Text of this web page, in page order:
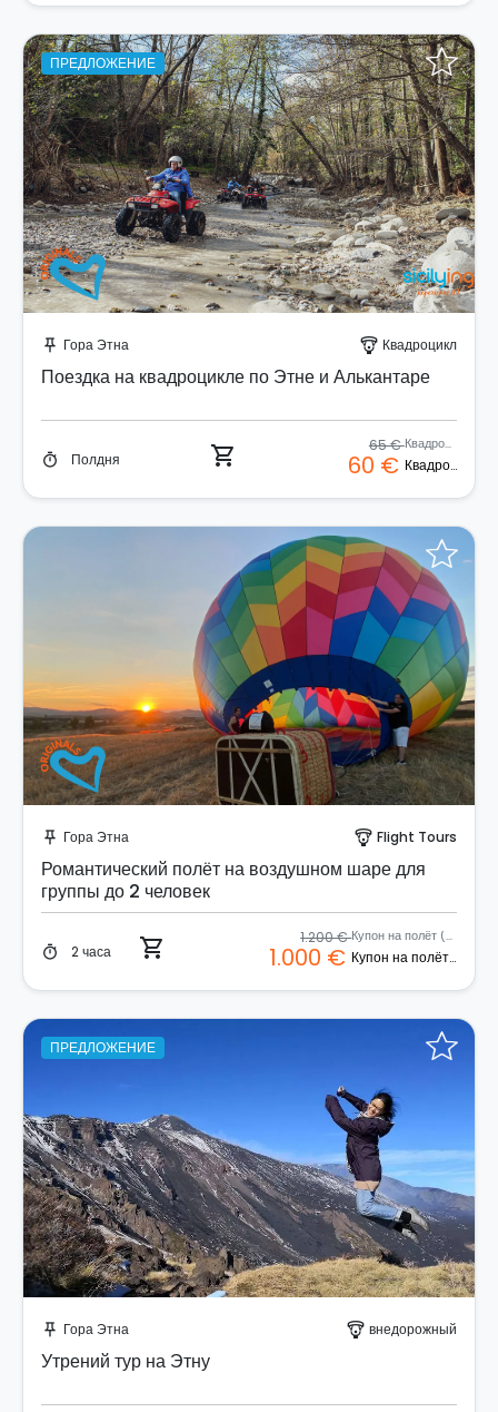
ПРЕДЛОЖЕНИЕ
push_pin Гора Этна paragliding Квадроцикл
Поездка на квадроцикле по Этне и Алькантаре
timer Полдня shopping_cart 65 € Квадроцикл
60 € Квадроцикл
push_pin Гора Этна paragliding Flight Tours
Романтический полёт на воздушном шаре для
группы до 2 человек
timer 2 часа shopping_cart 1.200 € Купон на полёт (2 человека)
1.000 € Купон на полёт (2 человека)
ПРЕДЛОЖЕНИЕ
push_pin Гора Этна paragliding внедорожный
Утрений тур на Этну